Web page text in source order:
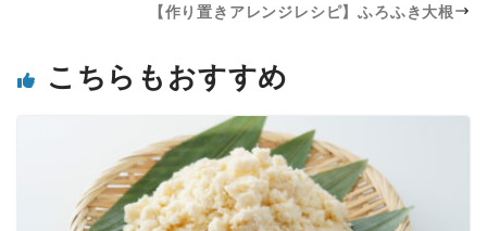
【作り置きアレンジレシピ】ふろふき大根
こちらもおすすめ